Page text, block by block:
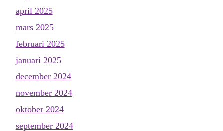
april 2025
mars 2025
februari 2025
januari 2025
december 2024
november 2024
oktober 2024
september 2024